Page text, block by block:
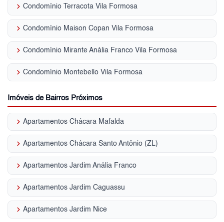
keyboard_arrow_right Condomínio Terracota Vila Formosa
keyboard_arrow_right Condomínio Maison Copan Vila Formosa
keyboard_arrow_right Condomínio Mirante Anália Franco Vila Formosa
keyboard_arrow_right Condomínio Montebello Vila Formosa
Imóveis de Bairros Próximos
keyboard_arrow_right Apartamentos Chácara Mafalda
keyboard_arrow_right Apartamentos Chácara Santo Antônio (ZL)
keyboard_arrow_right Apartamentos Jardim Anália Franco
keyboard_arrow_right Apartamentos Jardim Caguassu
keyboard_arrow_right Apartamentos Jardim Nice